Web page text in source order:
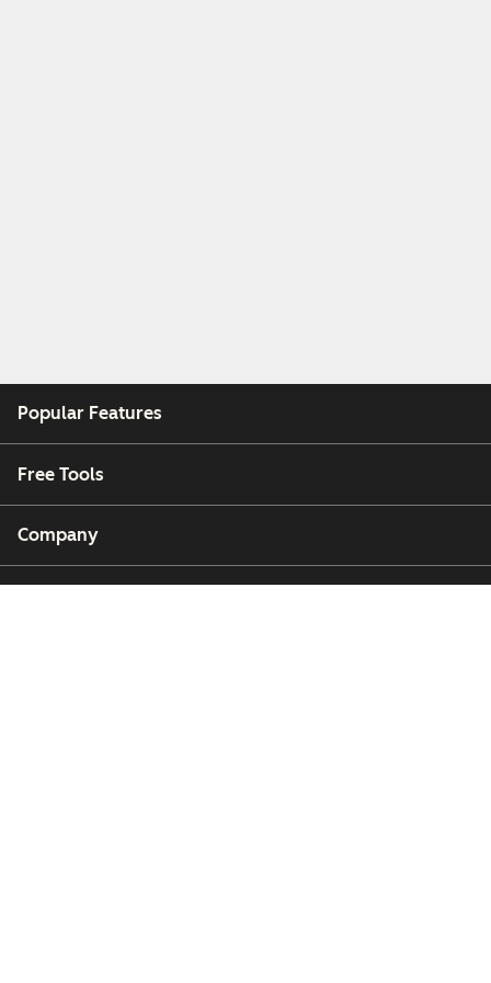
Popular Features
Free Tools
Company